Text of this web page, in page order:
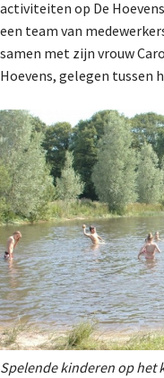
activiteiten op De
een team van
samen met zijn vrouw
Hoevens, gelegen tussen
Spelende kinderen op het